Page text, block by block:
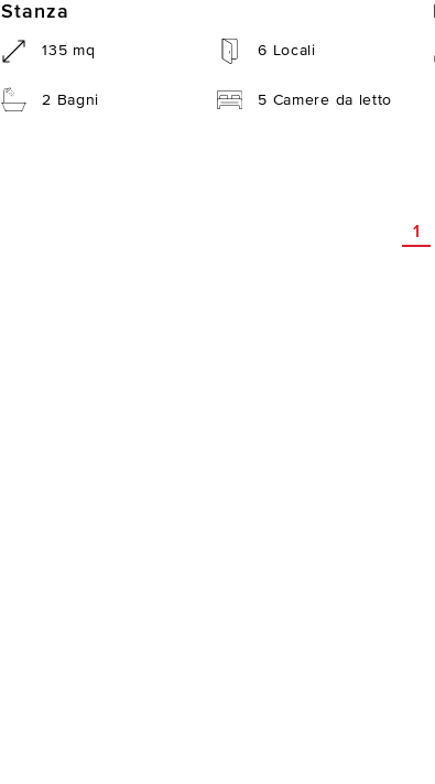
Stanza
135 mq 6 Locali
2 Bagni 5 Camere da letto
1